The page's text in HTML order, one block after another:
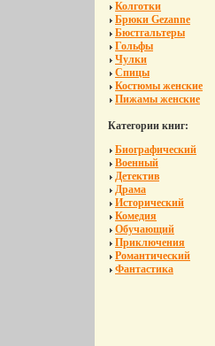
Колготки
Брюки Gezanne
Бюстгальтеры
Гольфы
Чулки
Спицы
Костюмы женские
Пижамы женские
Категории книг:
Биографический
Военный
Детектив
Драма
Исторический
Комедия
Обучающий
Приключения
Романтический
Фантастика